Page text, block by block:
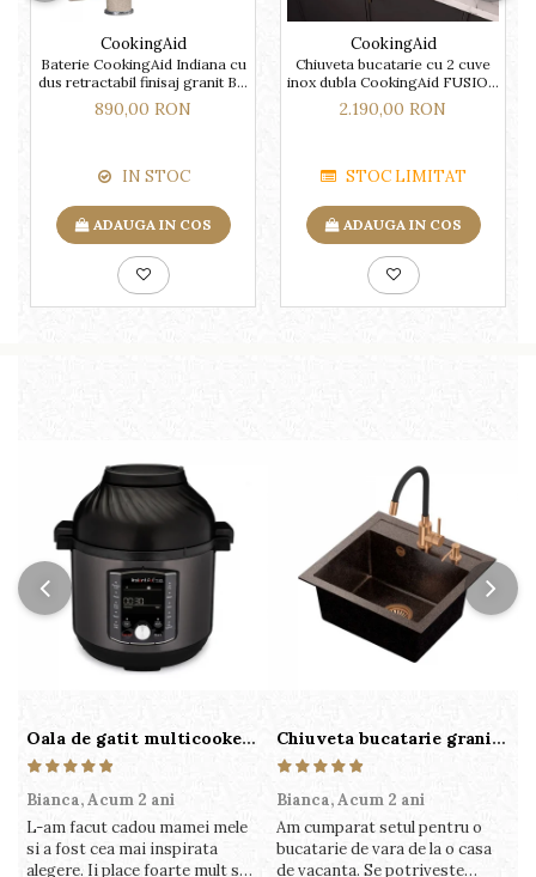
CookingAid
Baterie CookingAid Indiana cu
dus retractabil finisaj granit Bej
Pigmentat / Avena
890,00 RON
IN STOC
ADAUGA IN COS
CookingAid
Chiuveta bucatarie cu 2 cuve
inox dubla CookingAid FUSION
86BB
2.190,00 RON
STOC LIMITAT
ADAUGA IN COS
Oala de gatit multicooker 11 functii Instant Pot Pro Crisp 8 + Air Fryer 7.6 lt
Bianca,Acum 2 ani
L-am facut cadou mamei mele
si a fost cea mai inspirata
alegere. Ii place foarte mult sa
Chiuveta bucatarie granit cu finisaj negru perlat/cupru Steingran Art Copper cu dozator si baterie Quadron
Bianca,Acum 2 ani
Am cumparat setul pentru o
bucatarie de vara de la o casa
de vacanta. Se potriveste